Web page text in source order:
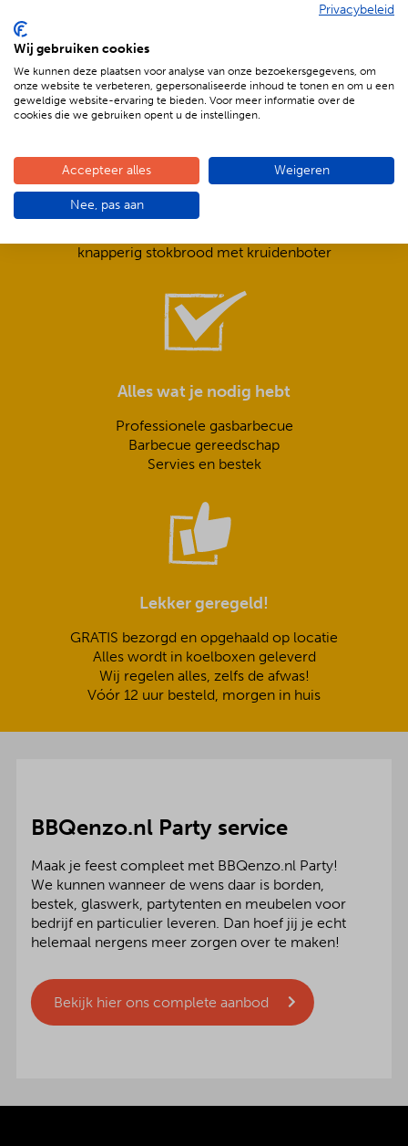
Compleet is ook écht compleet!
Frisse salades,
knapperig stokbrood met kruidenboter
Alles wat je nodig hebt
Professionele gasbarbecue
Barbecue gereedschap
Servies en bestek
Lekker geregeld!
GRATIS bezorgd en opgehaald op locatie
Alles wordt in koelboxen geleverd
Wij regelen alles, zelfs de afwas!
Vóór 12 uur besteld, morgen in huis
BBQenzo.nl Party service
Maak je feest compleet met BBQenzo.nl Party!
We kunnen wanneer de wens daar is borden,
bestek, glaswerk, partytenten en meubelen voor
bedrijf en particulier leveren. Dan hoef jij je echt
helemaal nergens meer zorgen over te maken!
Bekijk hier ons complete aanbod
Privacybeleid
Wij gebruiken cookies
We kunnen deze plaatsen voor analyse van onze bezoekersgegevens, om
onze website te verbeteren, gepersonaliseerde inhoud te tonen en om u een
geweldige website-ervaring te bieden. Voor meer informatie over de
cookies die we gebruiken opent u de instellingen.
Accepteer alles Weigeren
Nee, pas aan